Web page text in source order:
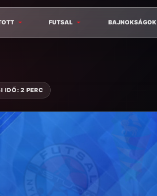
FUTSAL BAJNOKSÁGOK
IDŐ: 2 PERC